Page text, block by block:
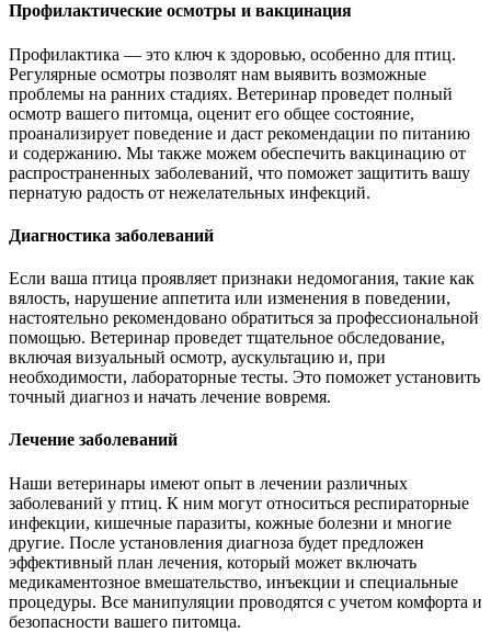
Профилактические осмотры и вакцинация
Профилактика — это ключ к здоровью, особенно для птиц.
Регулярные осмотры позволят нам выявить возможные
проблемы на ранних стадиях. Ветеринар проведет полный
осмотр вашего питомца, оценит его общее состояние,
проанализирует поведение и даст рекомендации по питанию
и содержанию. Мы также можем обеспечить вакцинацию от
распространенных заболеваний, что поможет защитить вашу
пернатую радость от нежелательных инфекций.
Диагностика заболеваний
Если ваша птица проявляет признаки недомогания, такие как
вялость, нарушение аппетита или изменения в поведении,
настоятельно рекомендовано обратиться за профессиональной
помощью. Ветеринар проведет тщательное обследование,
включая визуальный осмотр, аускультацию и, при
необходимости, лабораторные тесты. Это поможет установить
точный диагноз и начать лечение вовремя.
Лечение заболеваний
Наши ветеринары имеют опыт в лечении различных
заболеваний у птиц. К ним могут относиться респираторные
инфекции, кишечные паразиты, кожные болезни и многие
другие. После установления диагноза будет предложен
эффективный план лечения, который может включать
медикаментозное вмешательство, инъекции и специальные
процедуры. Все манипуляции проводятся с учетом комфорта и
безопасности вашего питомца.